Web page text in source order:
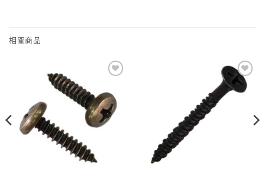
相關商品
Add to
wishlist